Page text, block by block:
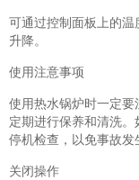
可通过控制面板上的
升降。
使用注意事项
使用热水锅炉时一定
定期进行保养和清洗
停机检查，以免事故发
关闭操作